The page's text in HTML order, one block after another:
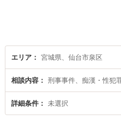
エリア 宮城県、仙台市泉区
相談内容 刑事事件、痴漢・性犯
詳細条件 未選択